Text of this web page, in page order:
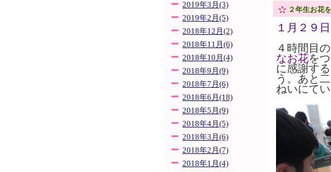
2019年3月(3)
2019年2月(5)
2018年12月(2)
2018年11月(6)
2018年10月(4)
2018年9月(9)
2018年7月(6)
2018年6月(18)
2018年5月(9)
2018年4月(5)
2018年3月(6)
2018年2月(7)
2018年1月(4)
２年生お花
１月２９
４時間目
なお花を
に感謝す
う。あと
ねいにて